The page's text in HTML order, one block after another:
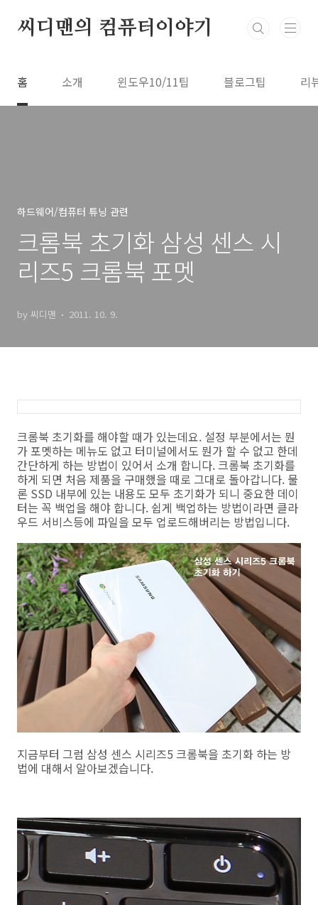
씨디맨의 컴퓨터이야기
홈 소개 윈도우10/11팁 블로그팁 리
하드웨어/컴퓨터 튜닝 관련
크롬북 초기화 삼성 센스 시
리즈5 크롬북 포멧
by 씨디맨 2011. 10. 9.
크롬북 초기화를 해야할 때가 있는데요. 설정 부분에서는 뭔
가 포멧하는 메뉴도 없고 터미널에서도 뭔가 할 수 없고 한데
간단하게 하는 방법이 있어서 소개 합니다. 크롬북 초기화를
하게 되면 처음 제품을 구매했을 때로 그대로 돌아갑니다. 물
론 SSD 내부에 있는 내용도 모두 초기화가 되니 중요한 데이
터는 꼭 백업을 해야 합니다. 쉽게 백업하는 방법이라면 클라
우드 서비스등에 파일을 모두 업로드해버리는 방법입니다.
지금부터 그럼 삼성 센스 시리즈5 크롬북을 초기화 하는 방
법에 대해서 알아보겠습니다.